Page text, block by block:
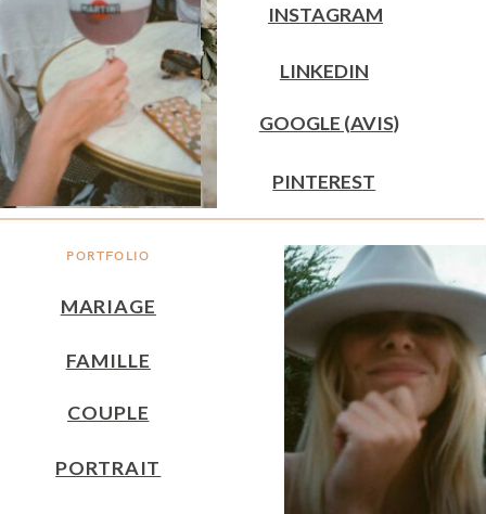
PORTFOLIO
MARIAGE
INSTAGRAM
GOOGLE (AVIS)
FAMILLE
PINTEREST
COUPLE
LINKEDIN
PORTRAIT